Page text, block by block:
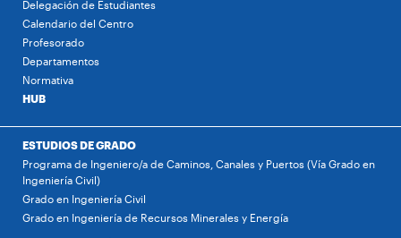
Delegación de Estudiantes
Calendario del Centro
Profesorado
Departamentos
Normativa
HUB
ESTUDIOS DE GRADO
Programa de Ingeniero/a de Caminos, Canales y Puertos (Vía Grado en
Ingeniería Civil)
Grado en Ingeniería Civil
Grado en Ingeniería de Recursos Minerales y Energía